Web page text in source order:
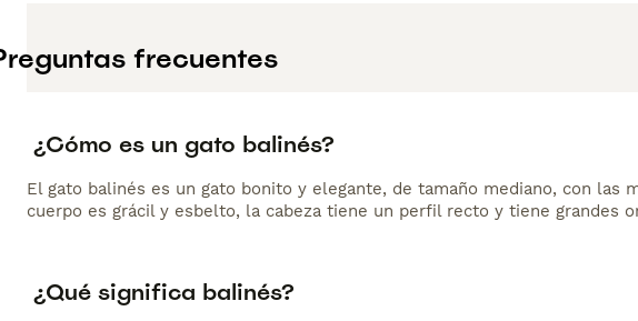
frecuentes
¿Cómo es un gato balinés?
El gato balinés es un gato bonito y elegante, de tamaño mediano, con las
cuerpo es grácil y esbelto, la cabeza tiene un perfil recto y tiene grandes
¿Qué significa balinés?